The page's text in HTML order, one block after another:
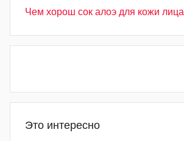
Чем хорош сок алоэ для кожи лица
Это интересно